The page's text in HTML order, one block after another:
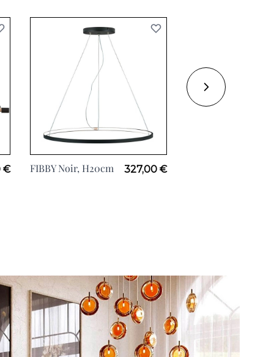
€ FIBBY Noir, H20cm 327,00 €